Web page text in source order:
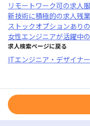
リモートワーク可の求人
新技術に積極的の求人残
ストックオプションあり
女性エンジニアが活躍中
求人検索ページに戻る
ITエンジニア・デザイナ